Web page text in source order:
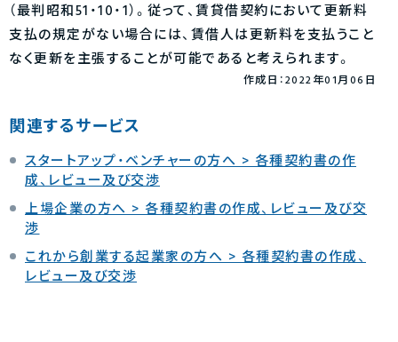
（最判昭和51・10・1）。従って、賃貸借契約において更新料
支払の規定がない場合には、賃借人は更新料を支払うこと
なく更新を主張することが可能であると考えられます。
作成日：2022年01月06日
関連するサービス
スタートアップ・ベンチャーの方へ > 各種契約書の作
成、レビュー及び交渉
上場企業の方へ > 各種契約書の作成、レビュー及び交
渉
これから創業する起業家の方へ > 各種契約書の作成、
レビュー及び交渉